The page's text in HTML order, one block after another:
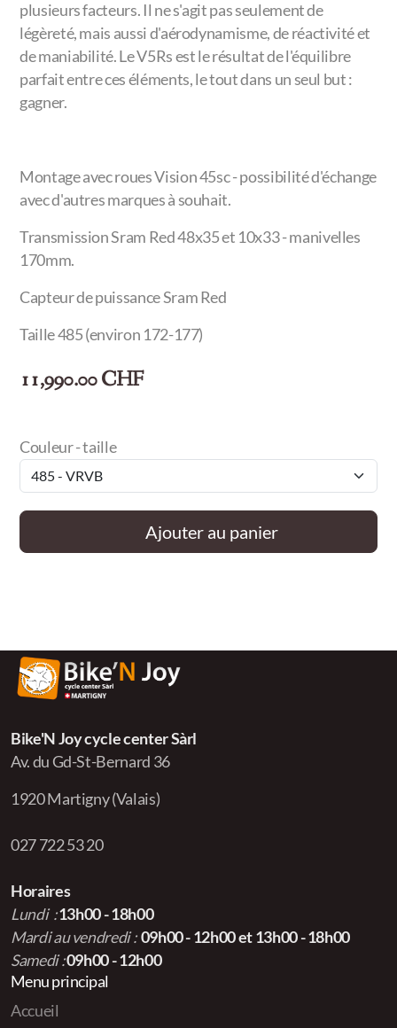
plusieurs facteurs. Il ne s'agit pas seulement de
légèreté, mais aussi d'aérodynamisme, de réactivité et
de maniabilité. Le V5Rs est le résultat de l'équilibre
parfait entre ces éléments, le tout dans un seul but :
gagner.
Montage avec roues Vision 45sc - possibilité d'échange
avec d'autres marques à souhait.
Transmission Sram Red 48x35 et 10x33 - manivelles
170mm.
Capteur de puissance Sram Red
Taille 485 (environ 172-177)
11,990.00CHF
Couleur - taille
Ajouter au panier
Bike'N Joy cycle center Sàrl
Av. du Gd-St-Bernard 36
1920 Martigny (Valais)
027 722 53 20
Horaires
Lundi :13h00 - 18h00
Mardi au vendredi :09h00 - 12h00 et13h00 - 18h00
Samedi :09h00 - 12h00
Menu principal
Accueil